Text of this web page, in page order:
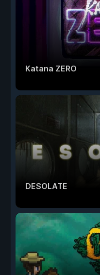
Katana ZERO
DESOLATE